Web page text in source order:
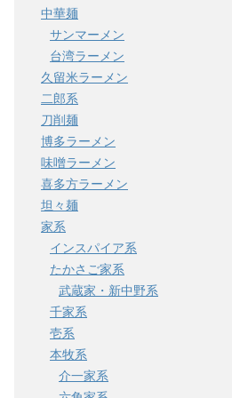
中華麺
サンマーメン
台湾ラーメン
久留米ラーメン
二郎系
刀削麺
博多ラーメン
味噌ラーメン
喜多方ラーメン
坦々麺
家系
インスパイア系
たかさご家系
武蔵家・新中野系
千家系
壱系
本牧系
介一家系